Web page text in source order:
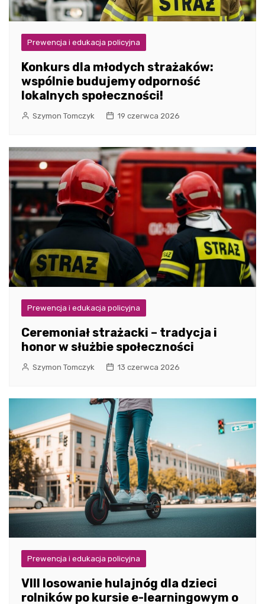
Prewencja i edukacja policyjna
Konkurs dla młodych strażaków:
wspólnie budujemy odporność
lokalnych społeczności!
Szymon Tomczyk 19 czerwca 2026
Prewencja i edukacja policyjna
Ceremoniał strażacki – tradycja i
honor w służbie społeczności
Szymon Tomczyk 13 czerwca 2026
Prewencja i edukacja policyjna
VIII losowanie hulajnóg dla dzieci
rolników po kursie e-learningowym o